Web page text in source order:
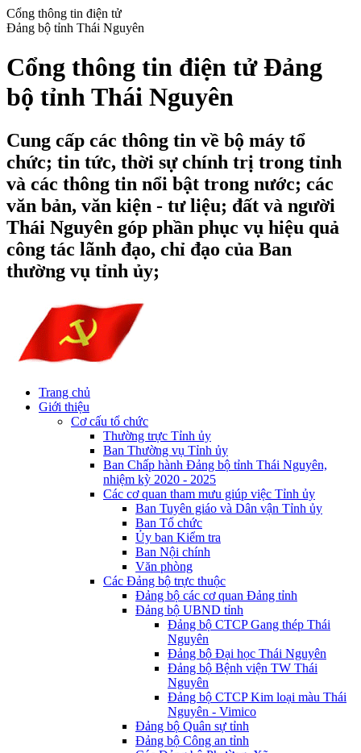
Cổng thông tin điện tử
Đảng bộ tỉnh Thái Nguyên
Cổng thông tin điện tử Đảng
bộ tỉnh Thái Nguyên
Cung cấp các thông tin về bộ máy tổ
chức; tin tức, thời sự chính trị trong tỉnh
và các thông tin nổi bật trong nước; các
văn bản, văn kiện - tư liệu; đất và người
Thái Nguyên góp phần phục vụ hiệu quả
công tác lãnh đạo, chỉ đạo của Ban
thường vụ tỉnh ủy;
Trang chủ
Giới thiệu
Cơ cấu tổ chức
Thường trực Tỉnh ủy
Ban Thường vụ Tỉnh ủy
Ban Chấp hành Đảng bộ tỉnh Thái Nguyên,
nhiệm kỳ 2020 - 2025
Các cơ quan tham mưu giúp việc Tỉnh ủy
Ban Tuyên giáo và Dân vận Tỉnh ủy
Ban Tổ chức
Ủy ban Kiểm tra
Ban Nội chính
Văn phòng
Các Đảng bộ trực thuộc
Đảng bộ các cơ quan Đảng tỉnh
Đảng bộ UBND tỉnh
Đảng bộ CTCP Gang thép Thái
Nguyên
Đảng bộ Đại học Thái Nguyên
Đảng bộ Bệnh viện TW Thái
Nguyên
Đảng bộ CTCP Kim loại màu Thái
Nguyên - Vimico
Đảng bộ Quân sự tỉnh
Đảng bộ Công an tỉnh